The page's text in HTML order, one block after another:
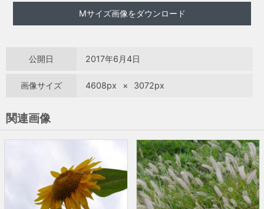
Mサイズ画像をダウンロード
公開日 2017年6月4日
画像サイズ 4608px × 3072px
関連画像